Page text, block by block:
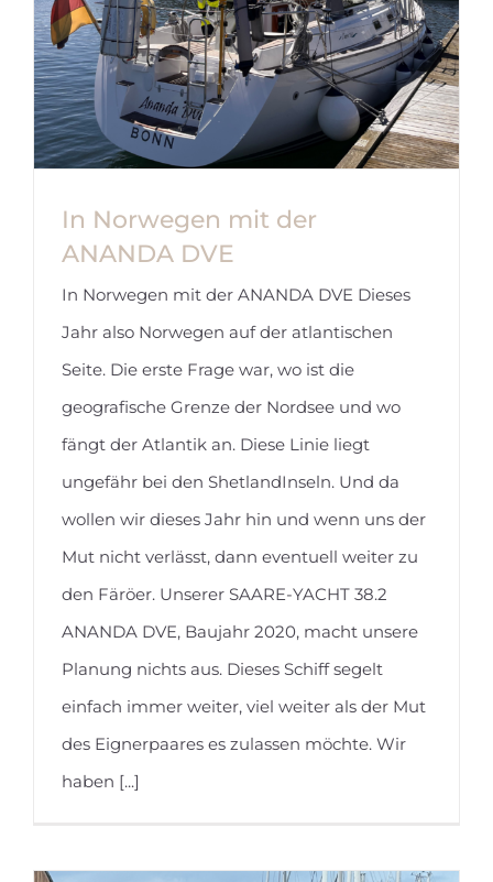
In Norwegen mit der ANANDA DVE
In Norwegen mit der
ANANDA DVE
In Norwegen mit der ANANDA DVE Dieses
Jahr also Norwegen auf der atlantischen
Seite. Die erste Frage war, wo ist die
geografische Grenze der Nordsee und wo
fängt der Atlantik an. Diese Linie liegt
ungefähr bei den ShetlandInseln. Und da
wollen wir dieses Jahr hin und wenn uns der
Mut nicht verlässt, dann eventuell weiter zu
den Färöer. Unserer SAARE-YACHT 38.2
ANANDA DVE, Baujahr 2020, macht unsere
Planung nichts aus. Dieses Schiff segelt
einfach immer weiter, viel weiter als der Mut
des Eignerpaares es zulassen möchte. Wir
haben [...]